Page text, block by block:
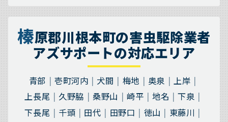
榛原郡川根本町の害虫駆除業者
アズサポートの対応エリア
青部 壱町河内 犬間 梅地 奥泉
上岸
上長尾
久野脇 桑野山 崎平 地名
下泉
下長尾
千頭 田代 田野口 徳山
東藤川